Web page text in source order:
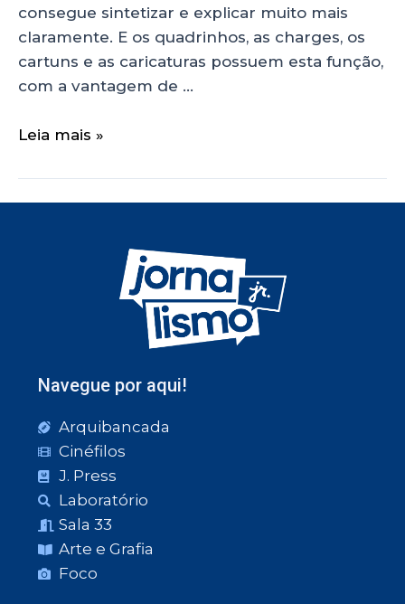
consegue sintetizar e explicar muito mais
claramente. E os quadrinhos, as charges, os
cartuns e as caricaturas possuem esta função,
com a vantagem de …
Leia mais »
Navegue por aqui!
Arquibancada
Cinéfilos
J. Press
Laboratório
Sala 33
Arte e Grafia
Foco